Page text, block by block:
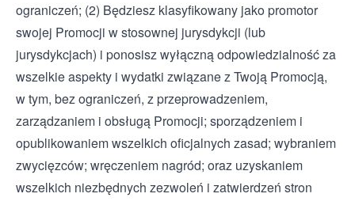
ograniczeń; (2) Będziesz klasyfikowany jako promotor
swojej Promocji w stosownej jurysdykcji (lub
jurysdykcjach) i ponosisz wyłączną odpowiedzialność za
wszelkie aspekty i wydatki związane z Twoją Promocją,
w tym, bez ograniczeń, z przeprowadzeniem,
zarządzaniem i obsługą Promocji; sporządzeniem i
opublikowaniem wszelkich oficjalnych zasad; wybraniem
zwycięzców; wręczeniem nagród; oraz uzyskaniem
wszelkich niezbędnych zezwoleń i zatwierdzeń stron